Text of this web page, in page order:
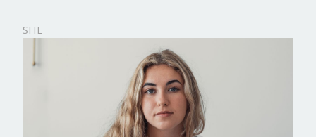
SHE
Borsonline bejelentkezés
E-mail cím vagy felhasználónév